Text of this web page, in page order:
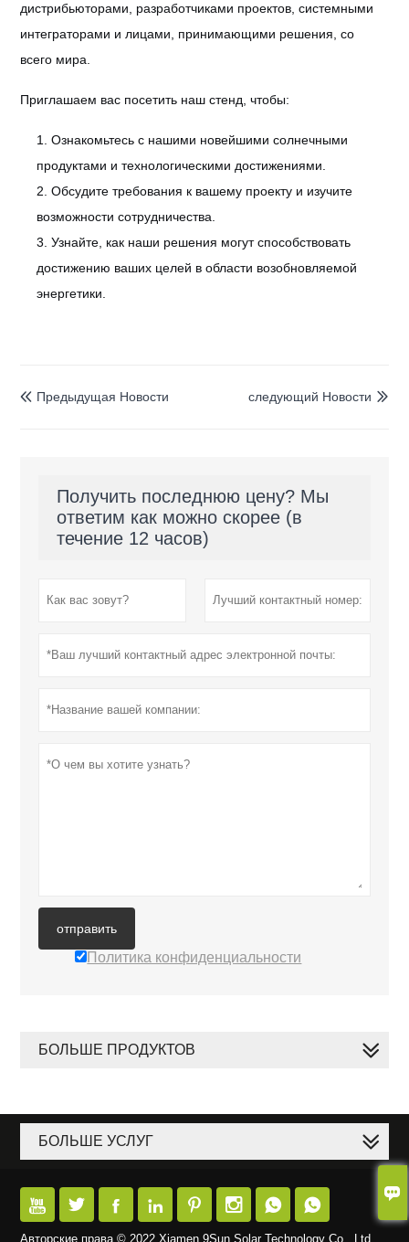

дистрибьюторами, разработчиками проектов, системными
интеграторами и лицами, принимающими решения, со
всего мира.
Приглашаем вас посетить наш стенд, чтобы:
1. Ознакомьтесь с нашими новейшими солнечными
продуктами и технологическими достижениями.
2. Обсудите требования к вашему проекту и изучите
возможности сотрудничества.
3. Узнайте, как наши решения могут способствовать
достижению ваших целей в области возобновляемой
энергетики.
 Предыдущая Hовости 
следующий Hовости
Получить последнюю цену? Мы
ответим как можно скорее (в
течение 12 часов)
отправить
Политика конфиденциальности
БОЛЬШЕ ПРОДУКТОВ
БОЛЬШЕ УСЛУГ
       
Авторские права © 2022 Xiamen 9Sun Solar Technology Co., Ltd.